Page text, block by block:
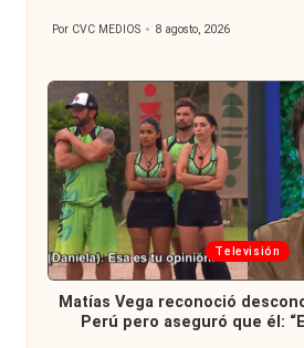
Publicado
Por CVC MEDIOS 8 agosto, 2026
Publicada
en
Televisión
Matías Vega reconoció
Perú pero aseguró que él: